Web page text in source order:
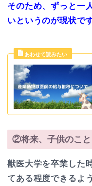
そのため、ずっと一
いというのが現状です
②将来、子供のこ
獣医大学を卒業した
てある程度できるよ